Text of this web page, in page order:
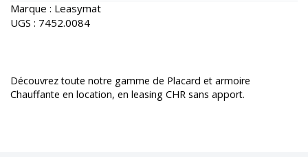
Marque : Leasymat
UGS : 7452.0084
Découvrez toute notre gamme de Placard et armoire
Chauffante en location, en leasing CHR sans apport.